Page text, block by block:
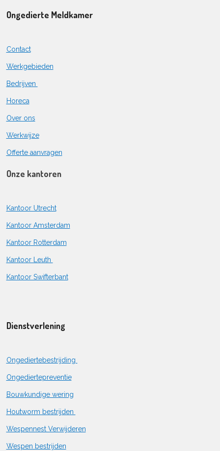
Ongedierte Meldkamer
Contact
Werkgebieden
Bedrijven
Horeca
Over ons
Werkwijze
Offerte aanvragen
Onze kantoren
Kantoor Utrecht
Kantoor Amsterdam
Kantoor Rotterdam
Kantoor Leuth
Kantoor Swifterbant
Dienstverlening
Ongediertebestrijding
Ongediertepreventie
Bouwkundige wering
Houtworm bestrijden
Wespennest Verwijderen
Wespen bestrijden